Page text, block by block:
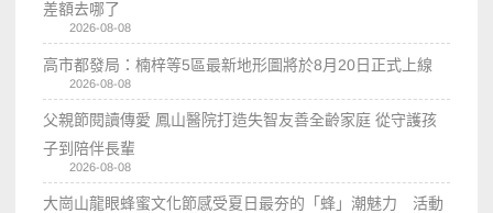
差額去哪了
2026-08-08
高市都發局：楠梓等5區最新地形圖將於8月20日正式上線
2026-08-08
父親節閱讀傳愛 鳳山醫院打造失智友善全齡家庭 從守護孩
子到陪伴長輩
2026-08-08
大崗山龍眼蜂蜜文化節感受夏日最夯的「蜂」潮魅力 活動